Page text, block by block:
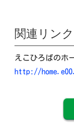
関連リンク
えこひろばのホ
http://